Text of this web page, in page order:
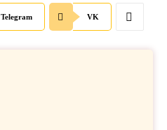
Telegram VK